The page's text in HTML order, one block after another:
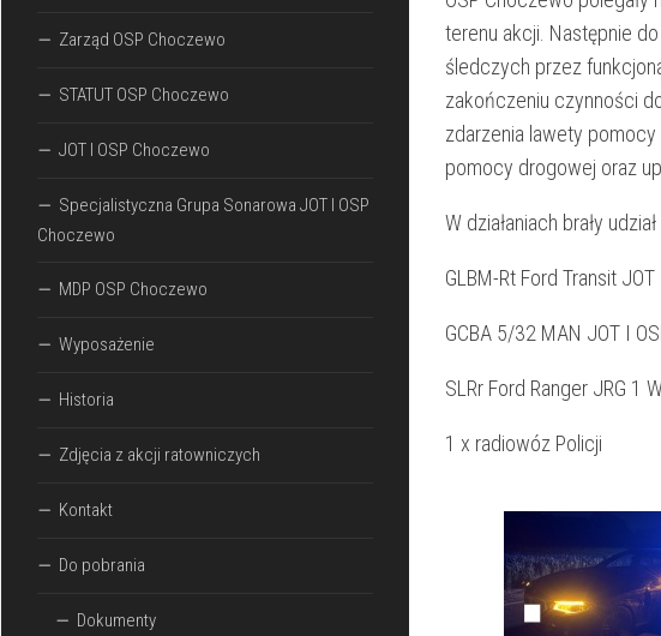
terenu akcji. Następnie
śledczych przez
zakończeniu czynności
zdarzenia lawety
pomocy drogowej oraz
W działaniach brały
GLBM-Rt Ford Transit
GCBA 5/32 MAN JOT I
SLRr Ford Ranger JRG 1
1 x radiowóz Policji
Zarząd OSP Choczewo
STATUT OSP Choczewo
JOT I OSP Choczewo
Specjalistyczna Grupa Sonarowa JOT I OSP
Choczewo
MDP OSP Choczewo
Wyposażenie
Historia
Zdjęcia z akcji ratowniczych
Kontakt
Do pobrania
Dokumenty